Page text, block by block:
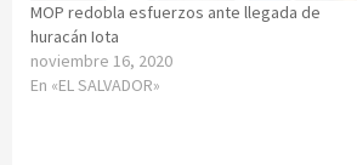
MOP redobla esfuerzos ante llegada de
huracán Iota
noviembre 16, 2020
En «EL SALVADOR»